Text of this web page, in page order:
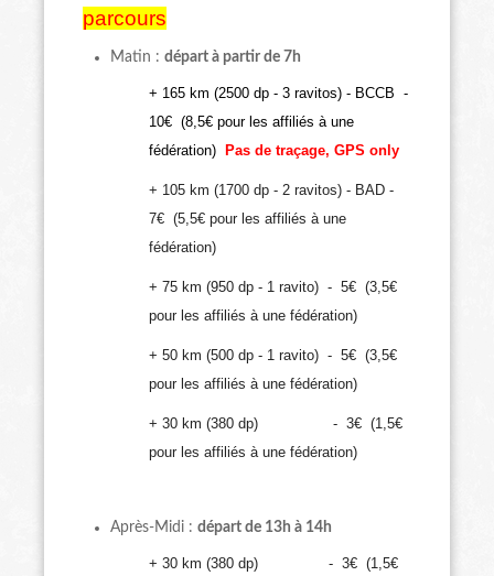
parcours
Matin : départ à partir de 7h
+ 165 km (2500 dp - 3 ravitos) - BCCB -
10€ (8,5€ pour les affiliés à une
fédération) Pas de traçage, GPS only
+ 105 km (1700 dp - 2 ravitos) - BAD -
7€ (5,5€ pour les affiliés à une
fédération)
+ 75 km (950 dp - 1 ravito) - 5€ (3,5€
pour les affiliés à une fédération)
+ 50 km (500 dp - 1 ravito) - 5€ (3,5€
pour les affiliés à une fédération)
+ 30 km (380 dp) - 3€ (1,5€
pour les affiliés à une fédération)
Après-Midi : départ de 13h à 14h
+ 30 km (380 dp) - 3€ (1,5€